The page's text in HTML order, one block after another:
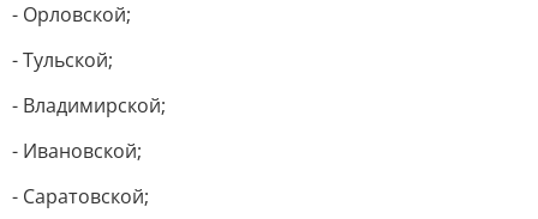
- Орловской;
- Тульской;
- Владимирской;
- Ивановской;
- Саратовской;